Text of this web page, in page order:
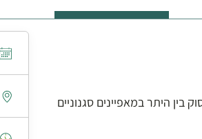
היתר במאפיינים סגנוניים